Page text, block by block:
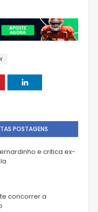
POSTAGENS
e critica ex-
concorrer a